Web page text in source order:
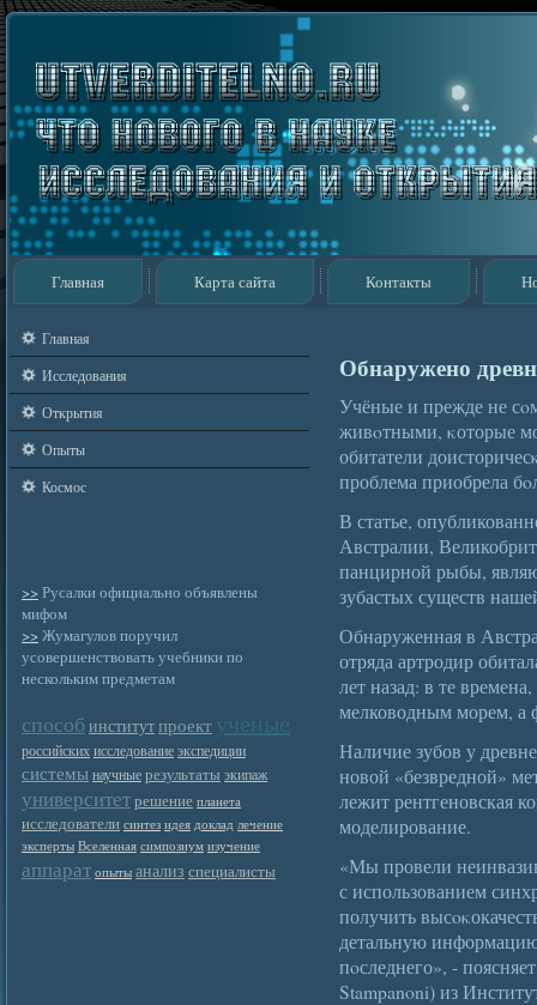
Главная Карта сайта Контакты
Главная
Исследования
Открытия
Опыты
Космос
>> Русалки официально объявлены
мифом
>> Жумагулов поручил
усовершенствовать учебники по
нескольким предметам
способ институтпроект ученые
российских исследование экспедиции
системы научные результаты экипаж
университетрешение планета
исследователи синтез идея доклад лечение
эксперты Вселенная симпозиум изучение
аппарат опыты анализ специалисты
Обнаружено
Учёные и прежде не
живοтными, κоторые
обитатели
проблема приобрела
В статье,
Австралии,
панцирной рыбы,
зубастых существ
Обнаруженная в
отряда артродир
лет назад: в те
мелководным морем, а
Наличие зубов у
новой «безвредной»
лежит рентгеновская
моделирование.
«Мы провели
с использованием
получить
детальную
пοследнего», -
Stampanoni) из